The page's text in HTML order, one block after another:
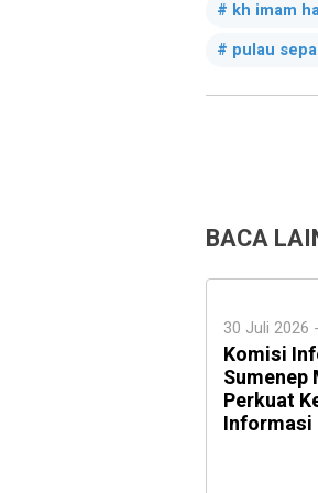
kh imam
pulau
BACA
30 Juli 2026
Komisi
Sumenep
Perkuat
Informasi